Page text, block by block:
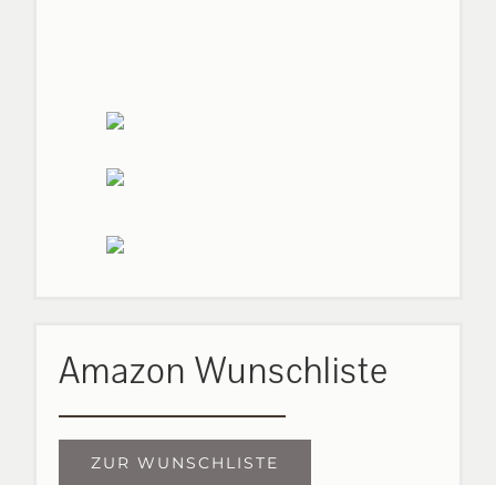
Amazon Wunschliste
ZUR WUNSCHLISTE